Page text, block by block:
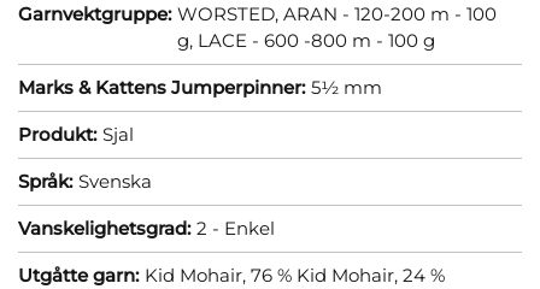
Garnvektgruppe: WORSTED, ARAN - 120-200 m - 100
g, LACE - 600 -800 m - 100 g
Marks & Kattens Jumperpinner: 5½ mm
Produkt: Sjal
Språk: Svenska
Vanskelighetsgrad: 2 - Enkel
Utgåtte garn: Kid Mohair, 76 % Kid Mohair, 24 %